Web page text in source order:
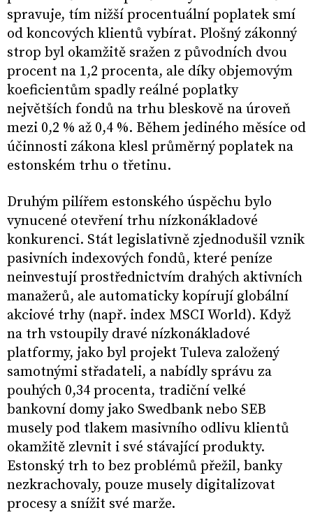
spravuje, tím nižší procentuální poplatek smí
od koncových klientů vybírat. Plošný zákonný
strop byl okamžitě sražen z původních dvou
procent na 1,2 procenta, ale díky objemovým
koeficientům spadly reálné poplatky
největších fondů na trhu bleskově na úroveň
mezi 0,2 % až 0,4 %. Během jediného měsíce od
účinnosti zákona klesl průměrný poplatek na
estonském trhu o třetinu.
Druhým pilířem estonského úspěchu bylo
vynucené otevření trhu nízkonákladové
konkurenci. Stát legislativně zjednodušil vznik
pasivních indexových fondů, které peníze
neinvestují prostřednictvím drahých aktivních
manažerů, ale automaticky kopírují globální
akciové trhy (např. index MSCI World). Když
na trh vstoupily dravé nízkonákladové
platformy, jako byl projekt Tuleva založený
samotnými střadateli, a nabídly správu za
pouhých 0,34 procenta, tradiční velké
bankovní domy jako Swedbank nebo SEB
musely pod tlakem masivního odlivu klientů
okamžitě zlevnit i své stávající produkty.
Estonský trh to bez problémů přežil, banky
nezkrachovaly, pouze musely digitalizovat
procesy a snížit své marže.